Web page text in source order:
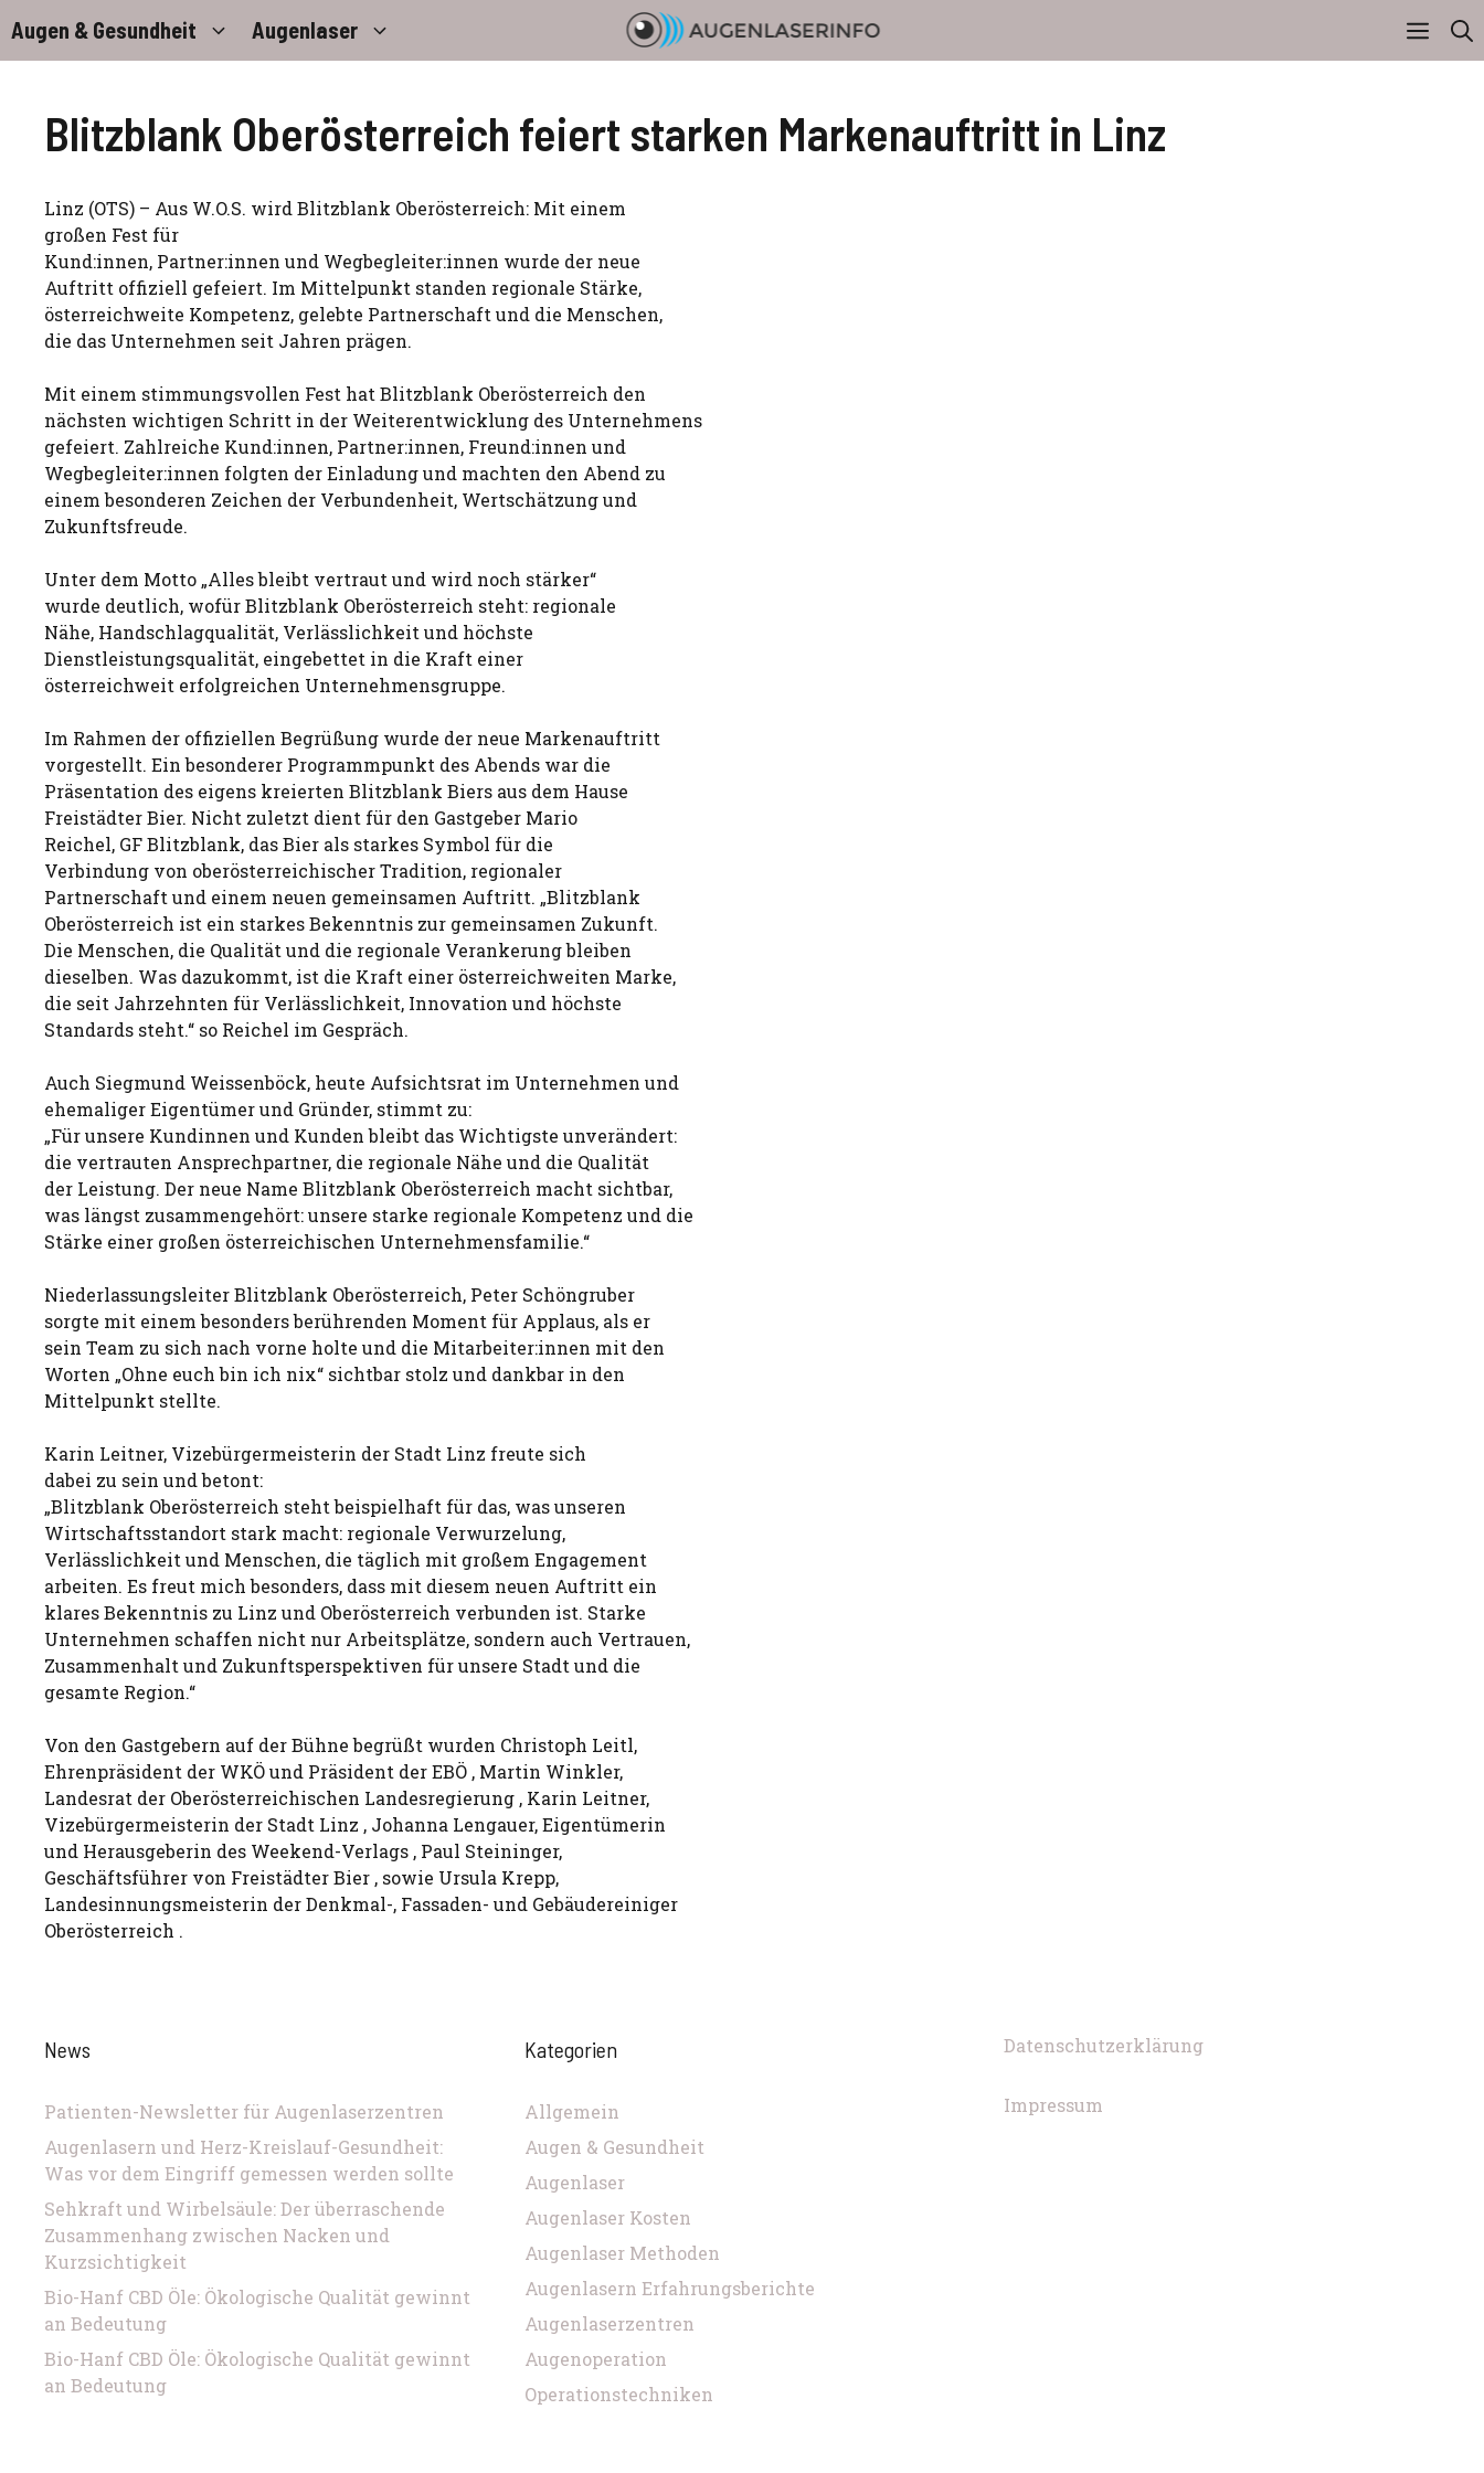
Inhalt
springen
Augen & Gesundheit Augenlaser
Blitzblank Oberösterreich feiert starken Markenauftritt in Linz
Linz (OTS) – Aus W.O.S. wird Blitzblank Oberösterreich: Mit einem
großen Fest für
Kund:innen, Partner:innen und Wegbegleiter:innen wurde der neue
Auftritt offiziell gefeiert. Im Mittelpunkt standen regionale Stärke,
österreichweite Kompetenz, gelebte Partnerschaft und die Menschen,
die das Unternehmen seit Jahren prägen.
Mit einem stimmungsvollen Fest hat Blitzblank Oberösterreich den
nächsten wichtigen Schritt in der Weiterentwicklung des Unternehmens
gefeiert. Zahlreiche Kund:innen, Partner:innen, Freund:innen und
Wegbegleiter:innen folgten der Einladung und machten den Abend zu
einem besonderen Zeichen der Verbundenheit, Wertschätzung und
Zukunftsfreude.
Unter dem Motto „Alles bleibt vertraut und wird noch stärker“
wurde deutlich, wofür Blitzblank Oberösterreich steht: regionale
Nähe, Handschlagqualität, Verlässlichkeit und höchste
Dienstleistungsqualität, eingebettet in die Kraft einer
österreichweit erfolgreichen Unternehmensgruppe.
Im Rahmen der offiziellen Begrüßung wurde der neue Markenauftritt
vorgestellt. Ein besonderer Programmpunkt des Abends war die
Präsentation des eigens kreierten Blitzblank Biers aus dem Hause
Freistädter Bier. Nicht zuletzt dient für den Gastgeber Mario
Reichel, GF Blitzblank, das Bier als starkes Symbol für die
Verbindung von oberösterreichischer Tradition, regionaler
Partnerschaft und einem neuen gemeinsamen Auftritt. „Blitzblank
Oberösterreich ist ein starkes Bekenntnis zur gemeinsamen Zukunft.
Die Menschen, die Qualität und die regionale Verankerung bleiben
dieselben. Was dazukommt, ist die Kraft einer österreichweiten Marke,
die seit Jahrzehnten für Verlässlichkeit, Innovation und höchste
Standards steht.“ so Reichel im Gespräch.
Auch Siegmund Weissenböck, heute Aufsichtsrat im Unternehmen und
ehemaliger Eigentümer und Gründer, stimmt zu:
„Für unsere Kundinnen und Kunden bleibt das Wichtigste unverändert:
die vertrauten Ansprechpartner, die regionale Nähe und die Qualität
der Leistung. Der neue Name Blitzblank Oberösterreich macht sichtbar,
was längst zusammengehört: unsere starke regionale Kompetenz und die
Stärke einer großen österreichischen Unternehmensfamilie.“
Niederlassungsleiter Blitzblank Oberösterreich, Peter Schöngruber
sorgte mit einem besonders berührenden Moment für Applaus, als er
sein Team zu sich nach vorne holte und die Mitarbeiter:innen mit den
Worten „Ohne euch bin ich nix“ sichtbar stolz und dankbar in den
Mittelpunkt stellte.
Karin Leitner, Vizebürgermeisterin der Stadt Linz freute sich
dabei zu sein und betont:
„Blitzblank Oberösterreich steht beispielhaft für das, was unseren
Wirtschaftsstandort stark macht: regionale Verwurzelung,
Verlässlichkeit und Menschen, die täglich mit großem Engagement
arbeiten. Es freut mich besonders, dass mit diesem neuen Auftritt ein
klares Bekenntnis zu Linz und Oberösterreich verbunden ist. Starke
Unternehmen schaffen nicht nur Arbeitsplätze, sondern auch Vertrauen,
Zusammenhalt und Zukunftsperspektiven für unsere Stadt und die
gesamte Region.“
Von den Gastgebern auf der Bühne begrüßt wurden Christoph Leitl,
Ehrenpräsident der WKÖ und Präsident der EBÖ , Martin Winkler,
Landesrat der Oberösterreichischen Landesregierung , Karin Leitner,
Vizebürgermeisterin der Stadt Linz , Johanna Lengauer, Eigentümerin
und Herausgeberin des Weekend-Verlags , Paul Steininger,
Geschäftsführer von Freistädter Bier , sowie Ursula Krepp,
Landesinnungsmeisterin der Denkmal-, Fassaden- und Gebäudereiniger
Oberösterreich .
News
Patienten-Newsletter für Augenlaserzentren
Augenlasern und Herz-Kreislauf-Gesundheit:
Was vor dem Eingriff gemessen werden sollte
Sehkraft und Wirbelsäule: Der überraschende
Zusammenhang zwischen Nacken und
Kurzsichtigkeit
Bio-Hanf CBD Öle: Ökologische Qualität gewinnt
an Bedeutung
Bio-Hanf CBD Öle: Ökologische Qualität gewinnt
an Bedeutung
Kategorien
Allgemein
Augen & Gesundheit
Augenlaser
Augenlaser Kosten
Augenlaser Methoden
Augenlasern Erfahrungsberichte
Augenlaserzentren
Augenoperation
Operationstechniken
Datenschutzerklärung
Impressum